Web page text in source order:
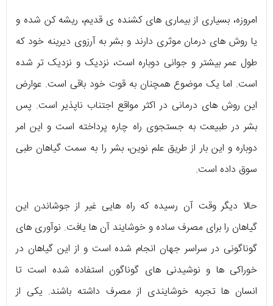
امروزه، بسیاری از بیماری های کشنده ی قدیم، ریشه کن شده و
یا روش های درمان موثری دارند و بشر به آرزوی دیرینه خود که
طول عمر بیشتر و جوانی دوباره است، نزدیک و نزدیک تر شده
است. اما یک موضوع همچنان به قوت خود باقی است. عوارض
این روش های درمانی در اکثر مواقع اجتناب ناپذیر است. پس
بشر در طبیعت به جستجوی راه چاره پرداخته است و این امر
دوباره و این بار از طریق علم نوین، بشر را به سمت گیاهان طبی
سوق داده است.
حالا دیگر وقت آن رسیده که راه هایی غیر از جوشاندن این
گیاهان را برای مصرف ساده و خوشایند آن ها یافت. نوآوری های
گوناگونی در سراسر جهان انجام شده است و از این گیاهان در
خوراکی ها و نوشیدنی های گوناگون استفاده شده است تا
انسان ها تجربه خوشایندی از مصرف داشته باشند. یکی از